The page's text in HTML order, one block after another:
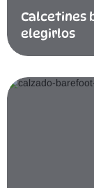
Calcetines
elegirlos